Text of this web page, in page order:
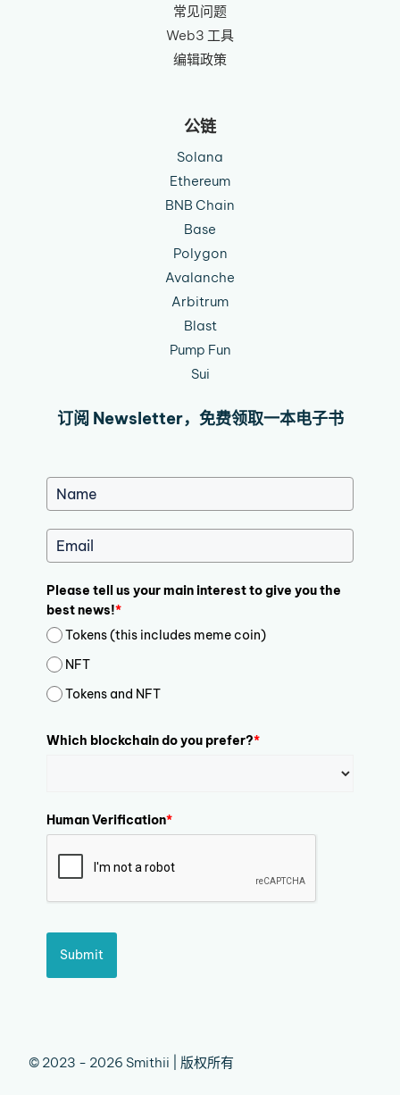
常见问题
Web3 工具
编辑政策
公链
Solana
Ethereum
BNB Chain
Base
Polygon
Avalanche
Arbitrum
Blast
Pump Fun
Sui
订阅 Newsletter，免费领取一本电子书
Please tell us your main interest to give you the
best news!*
Tokens (this includes meme coin)
NFT
Tokens and NFT
Which blockchain do you prefer?*
Human Verification*
Submit
© 2023 - 2026 Smithii | 版权所有